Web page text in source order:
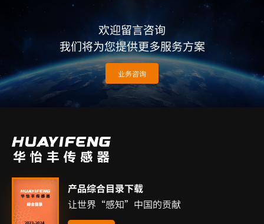
欢迎留言咨询
我们将为您提供更多服务方案
业务咨询
产品综合目录下载
让世界“感知”中国的贡献